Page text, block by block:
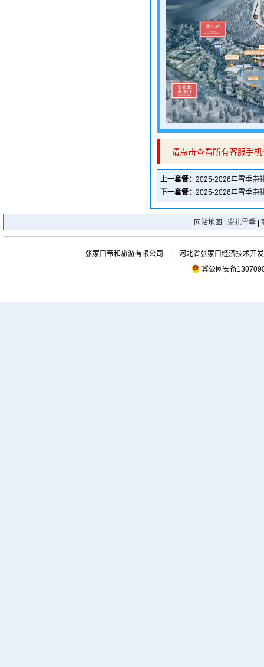
请点击查看所有客服手
上一套餐： 2025-2026年雪季崇
下一套餐： 2025-2026年雪季崇
网站地图 崇礼雪季|
张家口帝和旅游有限公司 | 河北省张家口经济技术开
冀公网安备